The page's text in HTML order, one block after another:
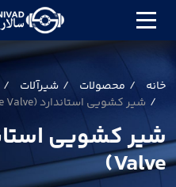
خانه محصولات شیرآلات
شیر کشویی استاندارد (Gate Valve)
Valve)